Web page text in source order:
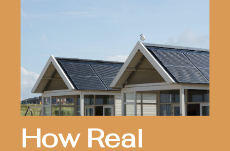
How Real